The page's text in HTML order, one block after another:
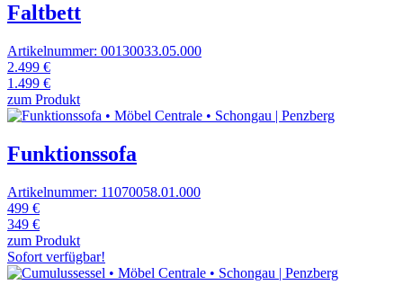
Faltbett
Artikelnummer: 00130033.05.000
2.499 €
1.499 €
zum Produkt
Funktionssofa
Artikelnummer: 11070058.01.000
499 €
349 €
zum Produkt
Sofort verfügbar!